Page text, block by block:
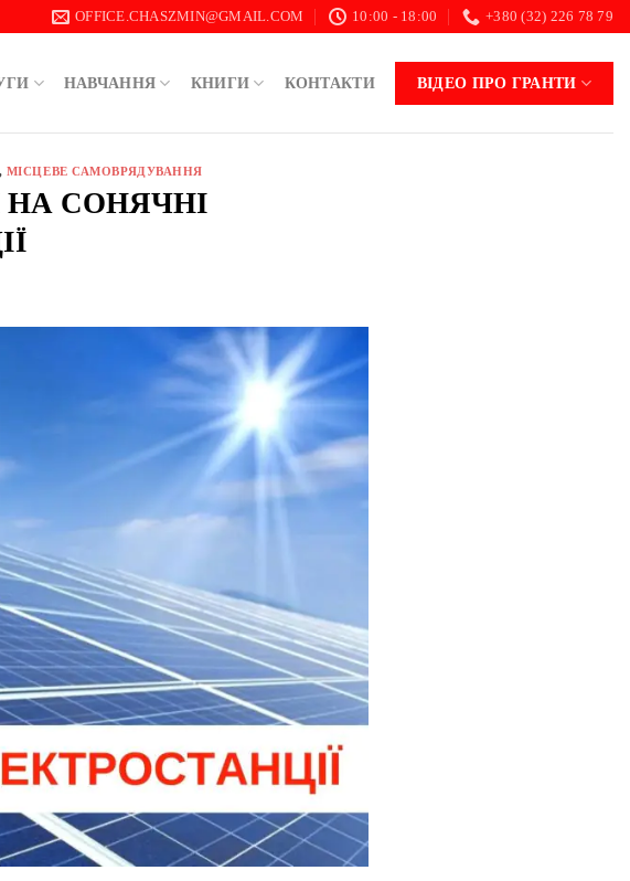
OFFICE.CHASZMIN@GMAIL.COM 10:00 - 18:00 +380 (32) 226 78 79
НАВЧАННЯ КНИГИ КОНТАКТИ ВІДЕО ПРО ГРАНТИ
МІСЦЕВЕ САМОВРЯДУВАННЯ
НА СОНЯЧНІ